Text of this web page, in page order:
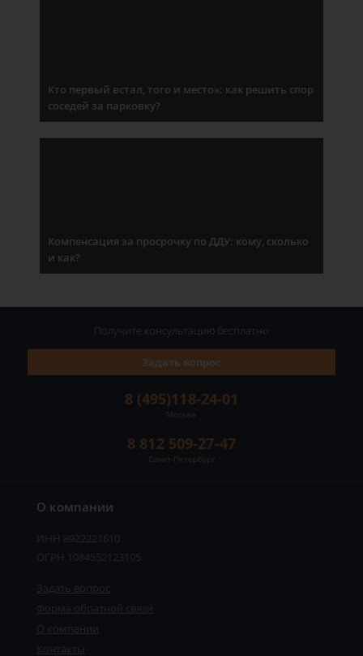
Кто первый встал, того и место»: как решить спор
соседей за парковку?
Компенсация за просрочку по ДДУ: кому, сколько
и как?
О компании
ИНН 8922221610
ОГРН 1084552123105
Задать вопрос
Форма обратной связи
О компании
Контакты
8 (495)118-24-01
Москва
8 812 509-27-47
Санкт-Петербург
Задать вопрос
Получите консультацию бесплатно